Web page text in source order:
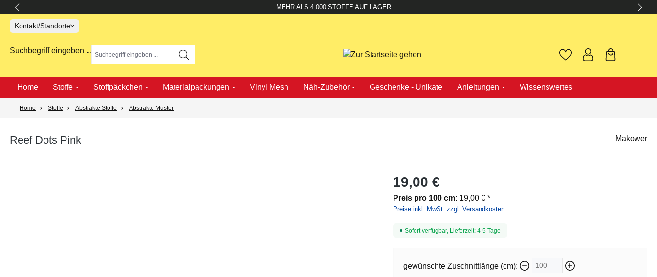
MEHR ALS 4.000 STOFFE AUF LAGER
Kontakt/Standorte
Suchbegriff eingeben ...
Home Stoffe Stoffpäckchen Materialpackungen Vinyl Mesh Näh-Zubehör Geschenke - Unikate Anleitungen Wissenswertes
Home Stoffe Abstrakte Stoffe Abstrakte Muster
Reef Dots Pink Makower
19,00 €
Preis pro 100 cm: 19,00 € *
Preise inkl. MwSt. zzgl. Versandkosten
Sofort verfügbar, Lieferzeit: 4-5 Tage
gewünschte Zuschnittlänge (cm):